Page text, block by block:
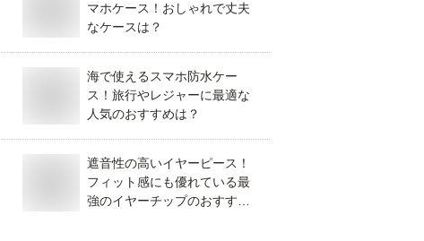
マホケース！おしゃれで丈夫
なケースは？
海で使えるスマホ防水ケー
ス！旅行やレジャーに最適な
人気のおすすめは？
遮音性の高いイヤーピース！
フィット感にも優れている最
強のイヤーチップのおすすめ